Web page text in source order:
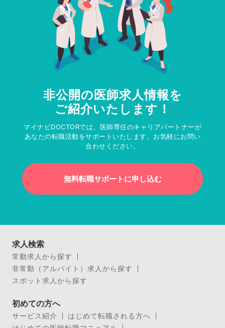
非公開の医師求人情報を
ご紹介いたします！
マイナビDOCTORでは、医師専任のキャリアパートナーが
あなたの転職活動をサポートいたします。お気軽にお問い
合わせください。
無料転職サポートに申し込む
求人検索
常勤求人から探す
非常勤（アルバイト）求人から探す
スポット求人から探す
初めての方へ
サービス紹介
はじめて転職される方へ